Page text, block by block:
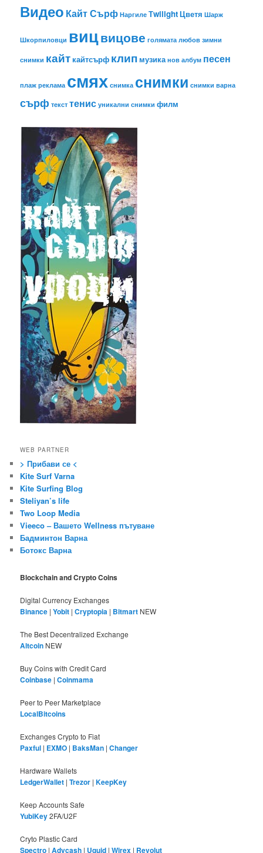
Видео Кайт Сърф Наргиле ТwilightЦветя Шарж
Шкорпиловци вицвицове голямата любов зимни
снимки кайт кайтсърф клип музика нов албум песен
плаж реклама смях снимка снимки снимки варна
сърф текст тенис уникални снимки филм
WEB PARTNER
> Прибави се <
Kite Surf Varna
Kite Surfing Blog
Steliyan’s life
Two Loop Media
Vieeco – Вашето Wellness пътуване
Бадминтон Варна
Ботокс Варна
Blockchain and Crypto Coins
Digital Currency Exchanges
Binance |Yobit |Cryptopia | Bitmart NEW
The Best Decentralized Exchange
Altcoin NEW
Buy Coins with Credit Card
Coinbase |Coinmama
Peer to Peer Marketplace
LocalBitcoins
Exchanges Crypto to Fiat
Paxful | EXMO | BaksMan |Changer
Hardware Wallets
LedgerWallet |Trezor |KeepKey
Keep Accounts Safe
YubiKey2FA/U2F
Cryto Plastic Card
Spectro |Advcash | Uquid |Wirex | Revolut